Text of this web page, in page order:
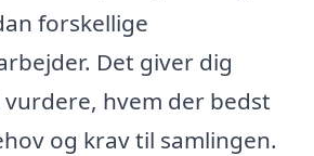
forskellige
Det giver dig
hvem der bedst
og krav til samlingen.